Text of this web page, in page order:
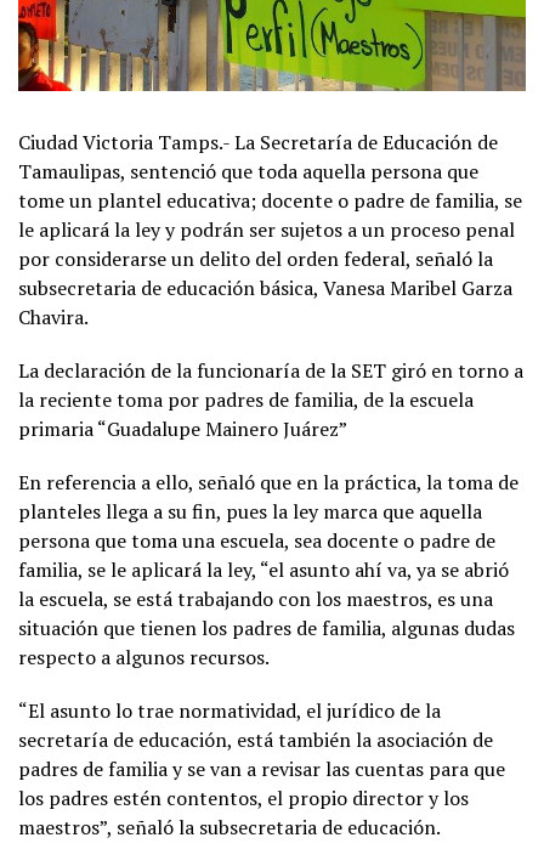
Ciudad Victoria Tamps.- La Secretaría de Educación de
Tamaulipas, sentenció que toda aquella persona que
tome un plantel educativa; docente o padre de familia, se
le aplicará la ley y podrán ser sujetos a un proceso penal
por considerarse un delito del orden federal, señaló la
subsecretaria de educación básica, Vanesa Maribel Garza
Chavira.
La declaración de la funcionaría de la SET giró en torno a
la reciente toma por padres de familia, de la escuela
primaria “Guadalupe Mainero Juárez”
En referencia a ello, señaló que en la práctica, la toma de
planteles llega a su fin, pues la ley marca que aquella
persona que toma una escuela, sea docente o padre de
familia, se le aplicará la ley, “el asunto ahí va, ya se abrió
la escuela, se está trabajando con los maestros, es una
situación que tienen los padres de familia, algunas dudas
respecto a algunos recursos.
“El asunto lo trae normatividad, el jurídico de la
secretaría de educación, está también la asociación de
padres de familia y se van a revisar las cuentas para que
los padres estén contentos, el propio director y los
maestros”, señaló la subsecretaria de educación.